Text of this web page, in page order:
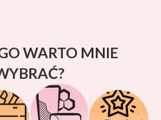
WARTO MNIE